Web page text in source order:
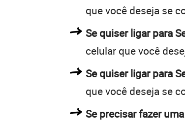
que você deseja se
Se quiser ligar para
celular que você
Se quiser ligar para
que você deseja se
Se precisar fazer